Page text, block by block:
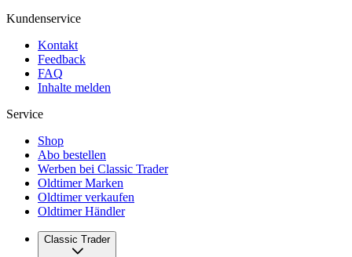
Kundenservice
Kontakt
Feedback
FAQ
Inhalte melden
Service
Shop
Abo bestellen
Werben bei Classic Trader
Oldtimer Marken
Oldtimer verkaufen
Oldtimer Händler
Classic Trader